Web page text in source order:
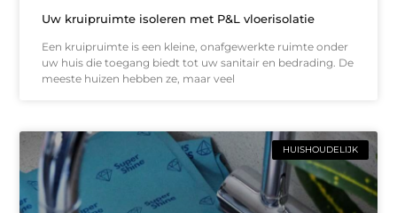
Uw kruipruimte isoleren met P&L vloerisolatie
Een kruipruimte is een kleine, onafgewerkte ruimte onder
uw huis die toegang biedt tot uw sanitair en bedrading. De
meeste huizen hebben ze, maar veel
HUISHOUDELIJK